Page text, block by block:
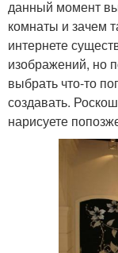
данный момент вы
комнаты и зачем
интернете
изображений, но
выбрать что-то
создавать.
нарисуете